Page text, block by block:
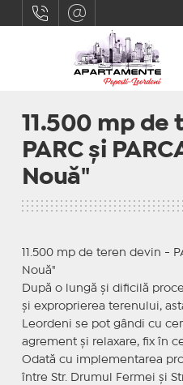
11.500 mp de
PARC și
Nouă"
11.500 mp de teren devin -
Nouă"
După o lungă și dificilă
și exproprierea terenului,
Leordeni se pot gândi cu
agrement și relaxare, fix în
Odată cu implementarea
între Str. Drumul Fermei și